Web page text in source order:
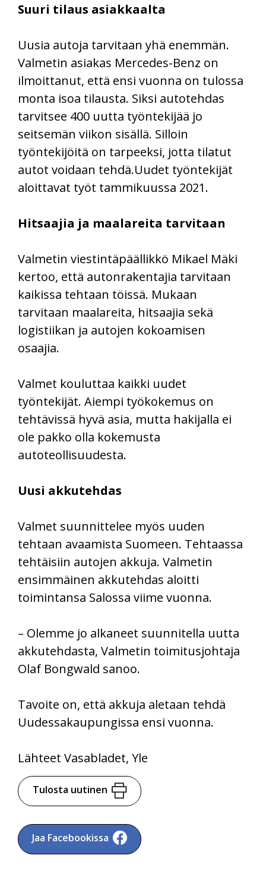
Suuri tilaus asiakkaalta
Uusia autoja tarvitaan yhä enemmän.
Valmetin asiakas Mercedes-Benz on
ilmoittanut, että ensi vuonna on tulossa
monta isoa tilausta. Siksi autotehdas
tarvitsee 400 uutta työntekijää jo
seitsemän viikon sisällä. Silloin
työntekijöitä on tarpeeksi, jotta tilatut
autot voidaan tehdä.Uudet työntekijät
aloittavat työt tammikuussa 2021.
Hitsaajia ja maalareita tarvitaan
Valmetin viestintäpäällikkö Mikael Mäki
kertoo, että autonrakentajia tarvitaan
kaikissa tehtaan töissä. Mukaan
tarvitaan maalareita, hitsaajia sekä
logistiikan ja autojen kokoamisen
osaajia.
Valmet kouluttaa kaikki uudet
työntekijät. Aiempi työkokemus on
tehtävissä hyvä asia, mutta hakijalla ei
ole pakko olla kokemusta
autoteollisuudesta.
Uusi akkutehdas
Valmet suunnittelee myös uuden
tehtaan avaamista Suomeen. Tehtaassa
tehtäisiin autojen akkuja. Valmetin
ensimmäinen akkutehdas aloitti
toimintansa Salossa viime vuonna.
– Olemme jo alkaneet suunnitella uutta
akkutehdasta, Valmetin toimitusjohtaja
Olaf Bongwald sanoo.
Tavoite on, että akkuja aletaan tehdä
Uudessakaupungissa ensi vuonna.
Lähteet Vasabladet, Yle
Tulosta uutinen
Jaa Facebookissa